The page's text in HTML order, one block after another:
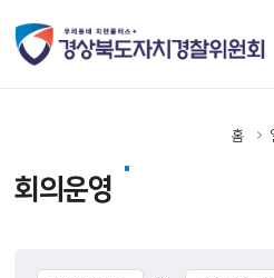
홈
회의운영